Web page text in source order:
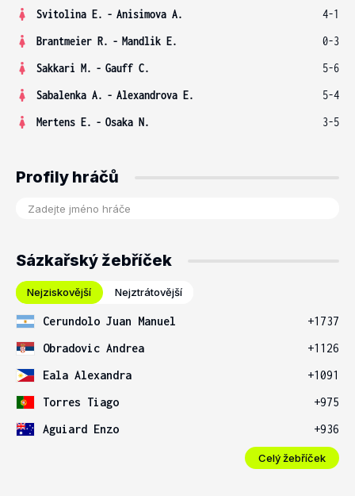
Svitolina E. - Anisimova A.
4-1
Brantmeier R. - Mandlik E.
0-3
Sakkari M. - Gauff C.
5-6
Sabalenka A. - Alexandrova E.
5-4
Mertens E. - Osaka N. 3-5
Profily hráčů
Sázkařský žebříček
Nejziskovější Nejztrátovější
Cerundolo Juan Manuel
+1737
Obradovic Andrea
+1126
Eala Alexandra
+1091
Torres Tiago
+975
Aguiard Enzo
+936
Celý žebříček